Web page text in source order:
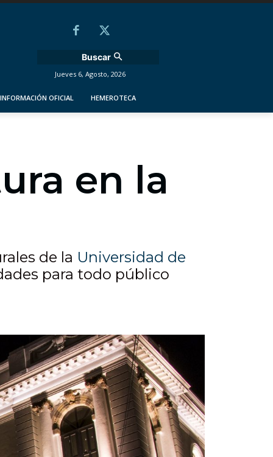
Buscar
Jueves 6, Agosto, 2026
INFORMACIÓN OFICIAL HEMEROTECA
en la
de la Universidad de
para todo público